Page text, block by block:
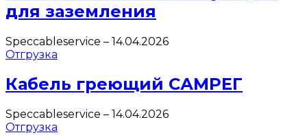
для заземления
Speccableservice – 14.04.2026
Отгрузка
Кабель греющий САМРЕГ
Speccableservice – 14.04.2026
Отгрузка